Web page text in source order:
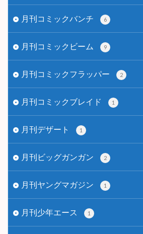
月刊コミックバンチ 6
月刊コミックビーム 9
月刊コミックフラッパー 2
月刊コミックブレイド 1
月刊デザート 1
月刊ビッグガンガン 2
月刊ヤングマガジン 1
月刊少年エース 1